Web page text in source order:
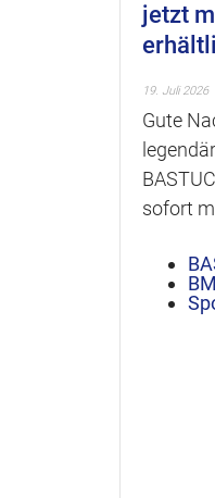
jetzt
19. Juli 2026
Gute
sofort